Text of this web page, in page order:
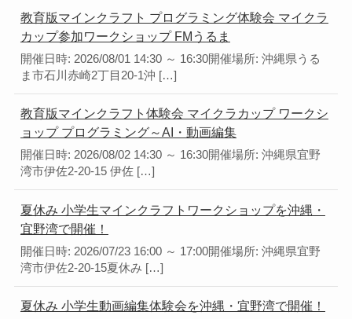
教育版マインクラフト プログラミング体験会 マイクラ
カップ参加ワークショップ FMうるま
開催日時: 2026/08/01 14:30 ～ 16:30開催場所: 沖縄県うる
ま市石川赤崎2丁目20-1沖 […]
教育版マインクラフト体験会 マイクラカップ ワークシ
ョップ プログラミング～AI・動画編集
開催日時: 2026/08/02 14:30 ～ 16:30開催場所: 沖縄県宜野
湾市伊佐2-20-15 伊佐 […]
夏休み 小学生マインクラフトワークショップを沖縄・
宜野湾で開催！
開催日時: 2026/07/23 16:00 ～ 17:00開催場所: 沖縄県宜野
湾市伊佐2-20-15夏休み […]
夏休み 小学生動画編集体験会を沖縄・宜野湾で開催！